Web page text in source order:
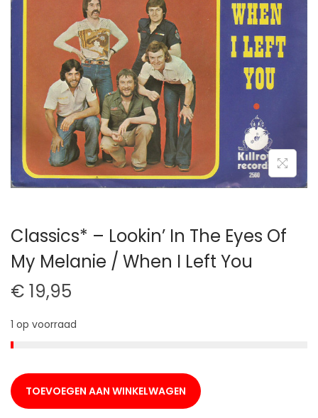
t
i
e
u
d
Classics* ‎– Lookin’ In The Eyes Of
My Melanie / When I Left You
€ 19,95
1 op voorraad
TOEVOEGEN AAN WINKELWAGEN